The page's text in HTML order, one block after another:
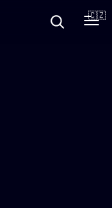
🇨🇿